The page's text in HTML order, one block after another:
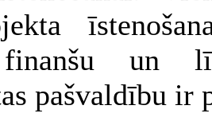
un
pašvaldību ir